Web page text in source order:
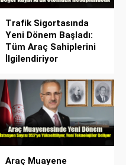
Trafik Sigortasında
Yeni Dönem Başladı:
Tüm Araç Sahiplerini
İlgilendiriyor
Araç Muayene